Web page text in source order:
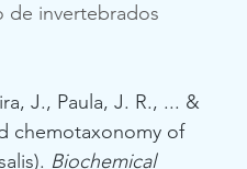
de invertebrados
J., Paula, J. R., ... &
chemotaxonomy of
Biochemical